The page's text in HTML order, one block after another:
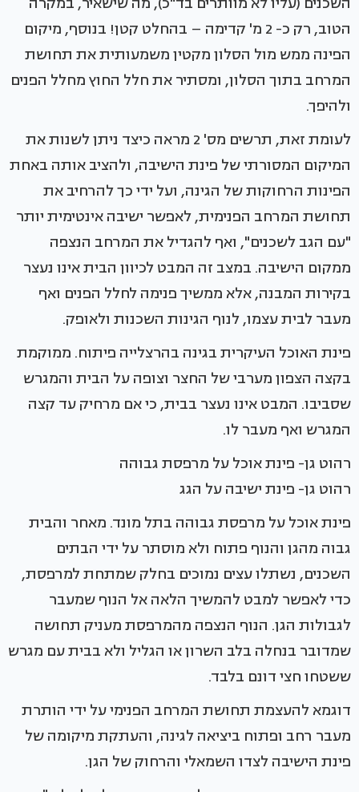
הטוב, רק כ- 2 מ' קדימה – בהחלט קטן! בנוסף, מיקום
הפינה ממש מול הסלון מקטין משמעותית את תחושת
המרחב בתוך הסלון, ומסתיר את חלל החוץ מחלל הפנים
ולהיפך.
לעומת זאת, תרשים מס' 2 מראה כיצד ניתן לשנות את
המיקום המסורתי של פינת הישיבה, ולהציב אותה באחת
הפינות הרחוקות של הגינה, ועל ידי כך להרחיב את
תחושת המרחב הפנימית, לאפשר ישיבה אינטימית יותר
"עם הגב לשכנים", ואף להגדיל את המרחב הנצפה
ממקום הישיבה. במצב זה המבט לכיוון הבית אינו נעצר
בקירות המבנה, אלא ממשיך פנימה לחלל הפנים ואף
מעבר לבית עצמו, לנוף הגינות השכנות ולאופק.
פינת האוכל העיקרית בגינה בהרצלייה פיתוח. ממוקמת
בקצה הצפון מערבי של החצר וצופה על הבית והמגרש
שסביבו. המבט אינו נעצר בבית, כי אם מרחיק עד קצה
המגרש ואף מעבר לו.
רהוט גן- פינת אוכל על מרפסת גבוהה
רהוט גן- פינת ישיבה על הגג
פינת אוכל על מרפסת גבוהה בתל מונד. מאחר והבית
גבוה מהגן והנוף פתוח ולא מוסתר על ידי הבתים
השכנים, נשתלו עצים נמוכים בחלק שמתחת למרפסת,
כדי לאפשר למבט להמשיך הלאה אל הנוף שמעבר
לגבולות הגן. הנוף הנצפה מהמרפסת מעניק תחושה
שמדובר בנחלה בלב השרון או הגליל ולא בבית עם מגרש
ששטחו חצי דונם בלבד.
דוגמא להעצמת תחושת המרחב הפנימי על ידי הותרת
מעבר רחב ופתוח ביציאה לגינה, והעתקת מיקומה של
פינת הישיבה לצדו השמאלי והרחוק של הגן.